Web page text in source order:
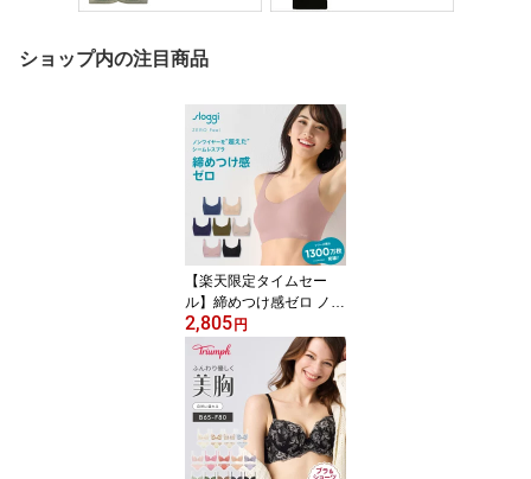
ショップ内の注目商品
【楽天限定タイムセー
ル】締めつけ感ゼロ ノン
ワイヤーブラジャー スロ
ギー ゼロ フィール ベー
シック 2 ブラトップ ハー
フトップ sloggi Zero Fee
l Top JX トリンプ
2,805円